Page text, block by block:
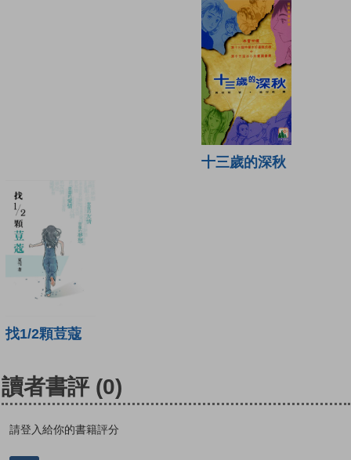
十三歲的深秋
找1/2顆荳蔻
讀者書評 (0)
請登入給你的書籍評分